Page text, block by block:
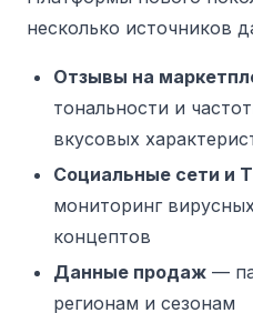
несколько источников
Отзывы на
тональности и
вкусовых
Социальные сети и
мониторинг
концептов
Данные продаж —
регионам и сезонам